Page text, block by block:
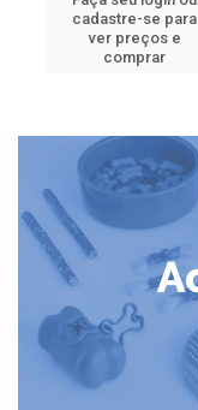
cadastre-se para
ver preços e
comprar